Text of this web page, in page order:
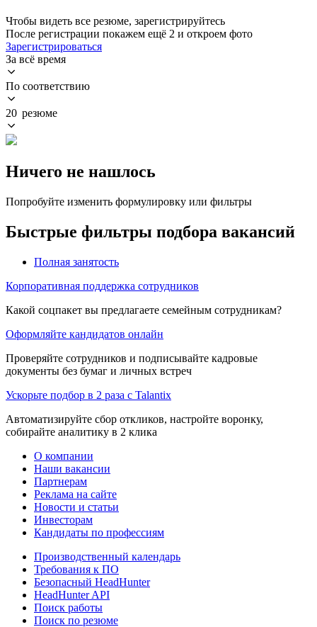
Чтобы видеть все резюме, зарегистрируйтесь
После регистрации покажем ещё 2 и откроем фото
Зарегистрироваться
За всё время
По соответствию
20 резюме
Ничего не нашлось
Попробуйте изменить формулировку или фильтры
Быстрые фильтры подбора вакансий
Полная занятость
Корпоративная поддержка сотрудников
Какой соцпакет вы предлагаете семейным сотрудникам?
Оформляйте кандидатов онлайн
Проверяйте сотрудников и подписывайте кадровые
документы без бумаг и личных встреч
Ускорьте подбор в 2 раза с Talantix
Автоматизируйте сбор откликов, настройте воронку,
собирайте аналитику в 2 клика
О компании
Наши вакансии
Партнерам
Реклама на сайте
Новости и статьи
Инвесторам
Кандидаты по профессиям
Производственный календарь
Требования к ПО
Безопасный HeadHunter
HeadHunter API
Поиск работы
Поиск по резюме